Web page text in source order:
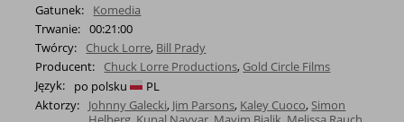
Gatunek:
Komedia
Trwanie: 00:21:00
Twórcy:
Chuck Lorre, Bill Prady
Producent:
Chuck Lorre Productions, Gold Circle Films
Język:
po polsku
PL
Aktorzy:
Johnny Galecki, Jim Parsons, Kaley Cuoco, Simon